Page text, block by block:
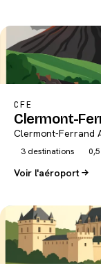
CFE
Clermont-
Clermont-Ferrand
3 destinations
Voir l'aéroport